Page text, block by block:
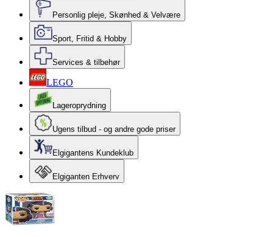
Personlig pleje, Skønhed & Velvære
Sport, Fritid & Hobby
Services & tilbehør
LEGO
Lageroprydning
Ugens tilbud - og andre gode priser
Elgigantens Kundeklub
Elgiganten Erhverv